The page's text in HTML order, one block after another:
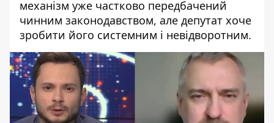
механізм уже частково передбачений
чинним законодавством, але депутат хоче
зробити його системним і невідворотним.